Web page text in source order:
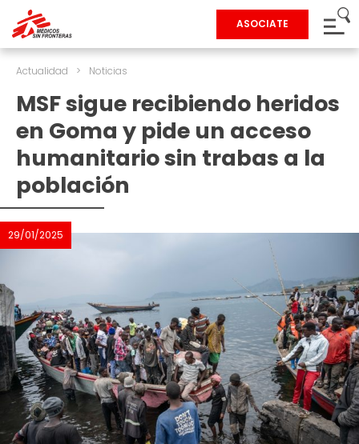
ASOCIATE
Actualidad > Noticias
MSF sigue recibiendo heridos
en Goma y pide un acceso
humanitario sin trabas a la
población
29/01/2025